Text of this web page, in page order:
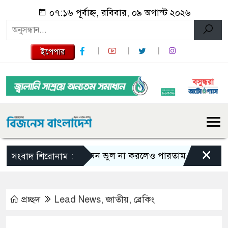
০৭:১৬ পূর্বাহ্ন, রবিবার, ০৯ অগাস্ট ২০২৬
ইপেপার
সংবাদ শিরোনাম :এমন ভুল না করলেও পারতাম : শাকিব খান
×
প্রচ্ছদ Lead News,জাতীয়, ব্রেকিং